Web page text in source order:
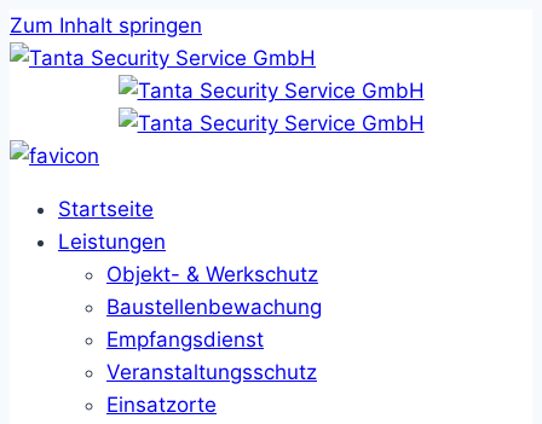
Zum Inhalt springen
Startseite
Leistungen
Objekt- & Werkschutz
Baustellenbewachung
Empfangsdienst
Veranstaltungsschutz
Einsatzorte